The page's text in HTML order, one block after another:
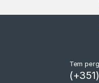
r
Tem